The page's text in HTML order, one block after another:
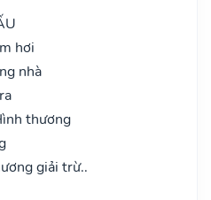
hơi
nhà
thương
giải trừ..